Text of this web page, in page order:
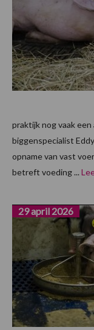
praktijk nog vaak
biggenspecialist
opname van vast
betreft voeding ...
29 april 2026